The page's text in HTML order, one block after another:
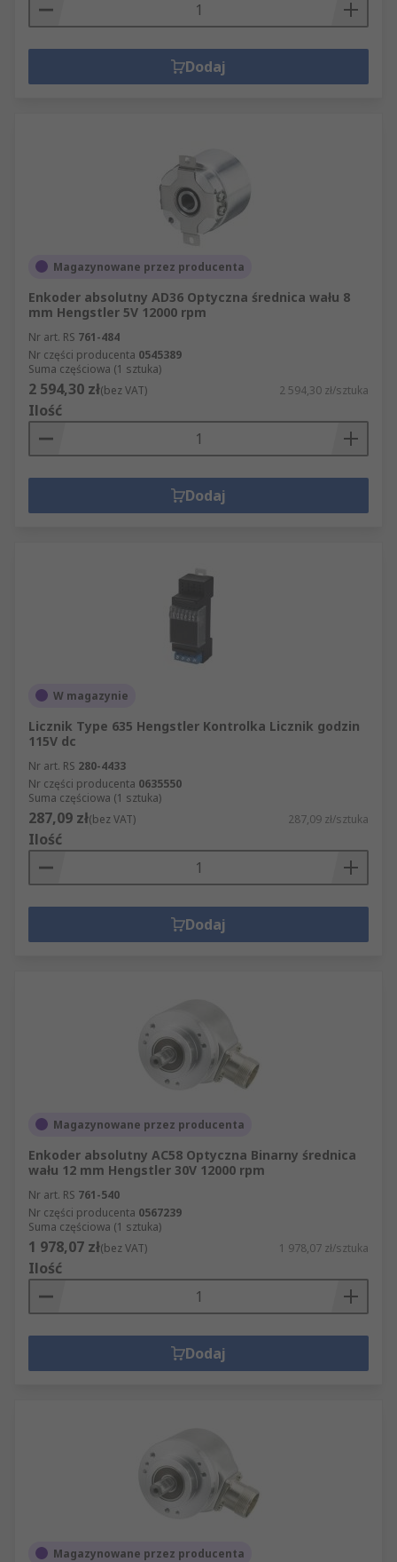
Dodaj
Magazynowane przez producenta
Enkoder absolutny AD36 Optyczna średnica wału 8
mm Hengstler 5V 12000 rpm
Nr art. RS 761-484
Nr części producenta 0545389
Suma częściowa (1 sztuka)
2 594,30 zł(bez VAT) 2 594,30 zł/sztuka
Ilość
Dodaj
W magazynie
Licznik Type 635 Hengstler Kontrolka Licznik godzin
115V dc
Nr art. RS 280-4433
Nr części producenta 0635550
Suma częściowa (1 sztuka)
287,09 zł(bez VAT) 287,09 zł/sztuka
Ilość
Dodaj
Magazynowane przez producenta
Enkoder absolutny AC58 Optyczna Binarny średnica
wału 12 mm Hengstler 30V 12000 rpm
Nr art. RS 761-540
Nr części producenta 0567239
Suma częściowa (1 sztuka)
1 978,07 zł(bez VAT) 1 978,07 zł/sztuka
Ilość
Dodaj
Magazynowane przez producenta